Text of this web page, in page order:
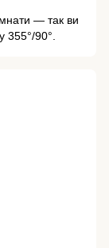
— так ви
355°/90°.